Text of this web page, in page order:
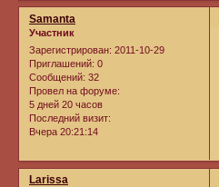
Samanta
Участник
Зарегистрирован: 2011-10-29
Приглашений: 0
Сообщений: 32
Провел на форуме:
5 дней 20 часов
Последний визит:
Вчера 20:21:14
Larissa